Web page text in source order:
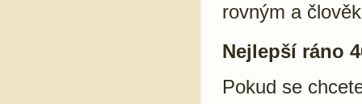
rovným a
Nejlepší ráno
Pokud se